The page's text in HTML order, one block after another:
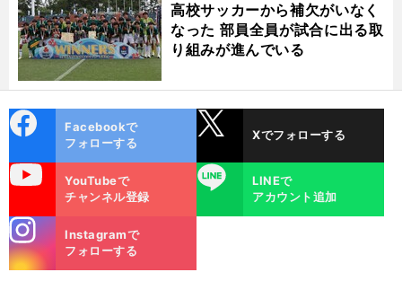
高校サッカーから補欠がいなく
なった 部員全員が試合に出る取
り組みが進んでいる
ok
Facebookで
フォローする
Xでフォローする
YouTubeで
チャンネル登録
LINE
LINEで
アカウント追加
m
Instagramで
フォローする